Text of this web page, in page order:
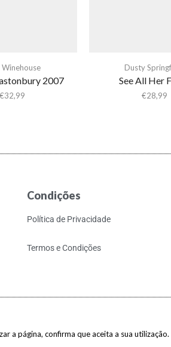
2007
€32,99
Dusty
See All Her
€28,99
a página, confirma que aceita a sua utilização.
Condições
Política de Privacidade
Termos e Condições